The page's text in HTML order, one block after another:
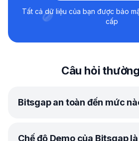
Tất cả dữ liệu của bạn được bảo
cấp
Câu hỏi
Bitsgap an toàn đến mức
Tại Bitsgap, bảo mật của bạn là ưu
Chế độ Demo của Bitsgap